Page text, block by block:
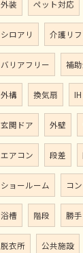
外装 ペット対応
シロアリ 介護リ
バリアフリー 補
外構 換気扇 IH
玄関ドア 外壁
エアコン 段差
ショールーム コ
浴槽 階段 勝
脱衣所 公共施設